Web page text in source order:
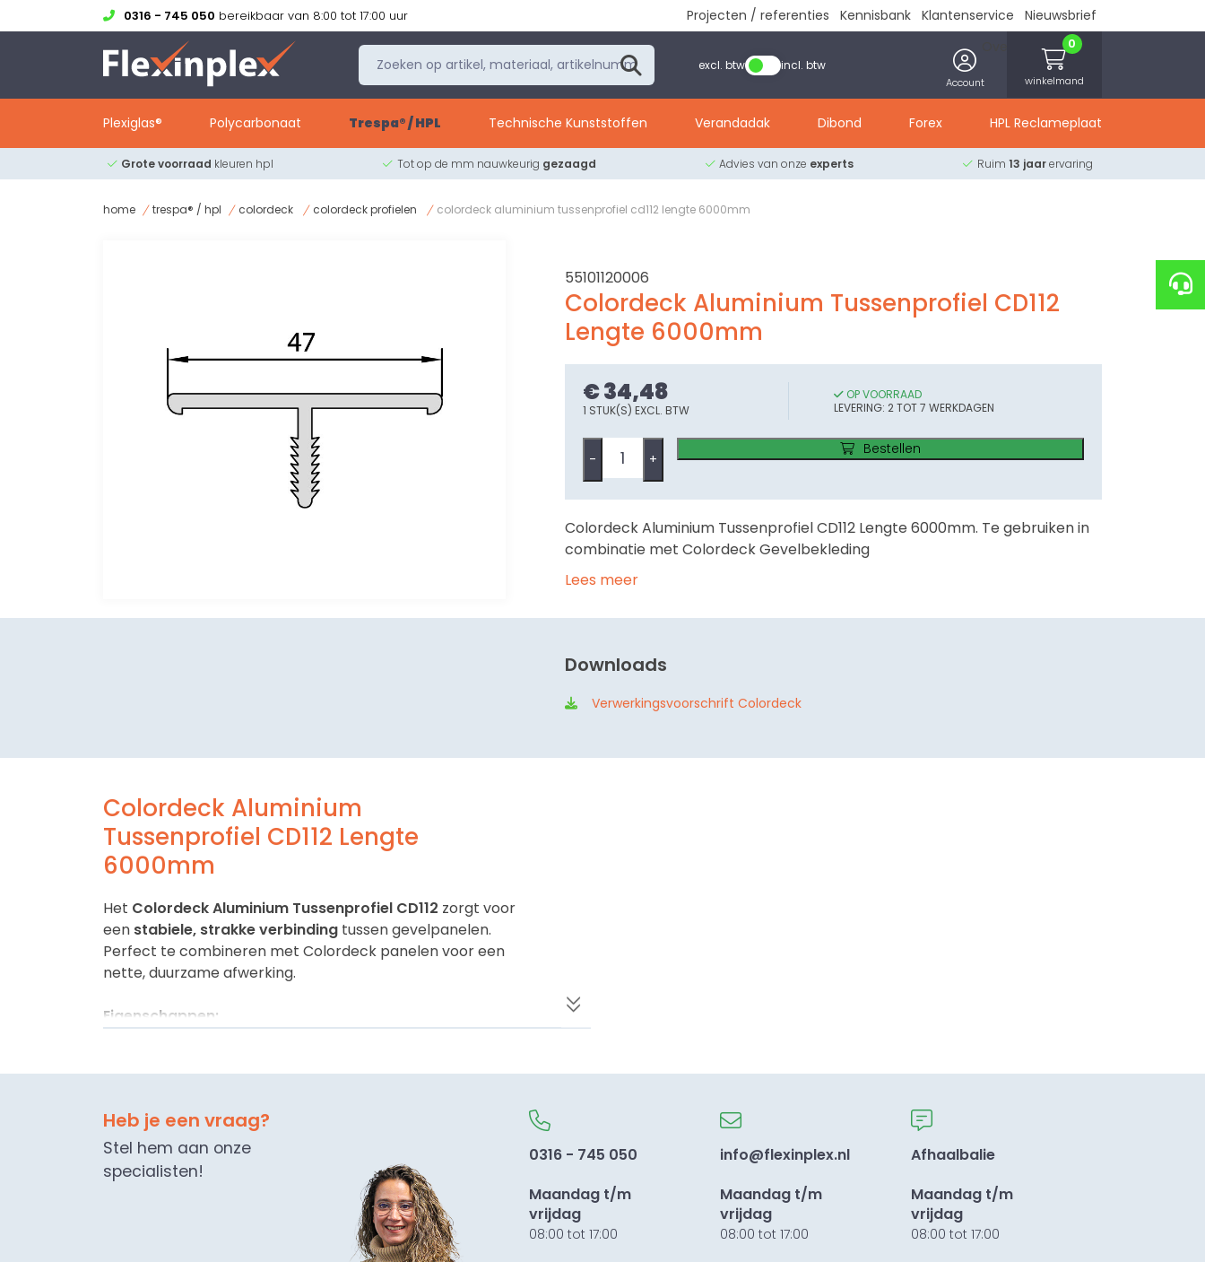
0316 - 745 050 bereikbaar van 8:00 tot 17:00 uur Projecten / referenties Kennisbank Klantenservice
Nieuwsbrief
Contact
excl. btw incl. btw
0
winkelmand
Account
Plexiglas® Polycarbonaat Trespa® / HPL Technische Kunststoffen Verandadak Dibond Forex HPL Reclameplaat
Grote voorraad kleuren hpl Tot op de mm nauwkeurig gezaagd Advies van onze experts Ruim 13 jaarervaring
home trespa® / hpl colordeck colordeck profielen colordeck aluminium tussenprofiel cd112 lengte 6000mm
55101120006
Colordeck Aluminium Tussenprofiel CD112
Lengte 6000mm
€ 34,48
1 STUK(S) EXCL. BTW
OP VOORRAAD
LEVERING: 2 TOT 7 WERKDAGEN
- +
Bestellen
Colordeck Aluminium Tussenprofiel CD112 Lengte 6000mm. Te gebruiken in
combinatie met Colordeck Gevelbekleding
Lees meer
Downloads
Verwerkingsvoorschrift Colordeck
Colordeck Aluminium
Tussenprofiel CD112 Lengte
6000mm
Het Colordeck Aluminium Tussenprofiel CD112 zorgt voor
een stabiele, strakke verbinding tussen gevelpanelen.
Perfect te combineren met Colordeck panelen voor een
nette, duurzame afwerking.
Eigenschappen:
- Toepassing:paneelverbinding
Heb je een vraag?
Stel hem aan onze
specialisten!
0316 - 745 050
Maandag t/m
vrijdag
08:00 tot 17:00
info@flexinplex.nl
Maandag t/m
vrijdag
08:00 tot 17:00
Afhaalbalie
Maandag t/m
vrijdag
08:00 tot 17:00